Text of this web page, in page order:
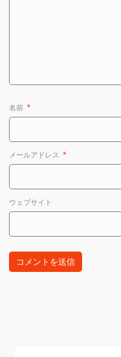
名前 *
メールアドレス *
ウェブサイト